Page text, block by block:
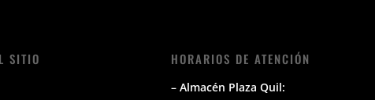
SITIO HORARIOS DE ATENCIÓN
– Almacén Plaza Quil: